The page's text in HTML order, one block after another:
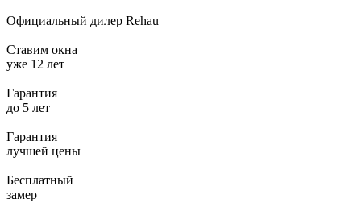
Официальный дилер Rehau
Ставим окна
уже 12 лет
Гарантия
до 5 лет
Гарантия
лучшей цены
Бесплатный
замер